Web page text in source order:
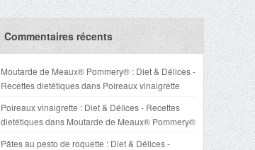
Commentaires récents
Moutarde de Meaux® Pommery® : Diet & Délices -
Recettes dietétiquesdans Poireaux vinaigrette
Poireaux vinaigrette : Diet & Délices - Recettes
dietétiquesdans Moutarde de Meaux® Pommery®
Pâtes au pesto de roquette : Diet & Délices -